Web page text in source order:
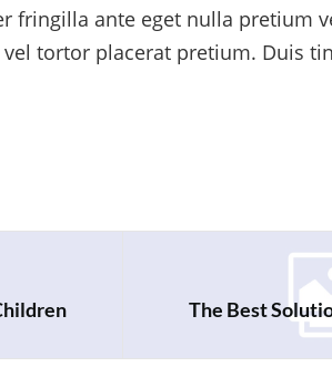
fringilla ante eget nulla pretium
tortor placerat pretium. Duis
The Best